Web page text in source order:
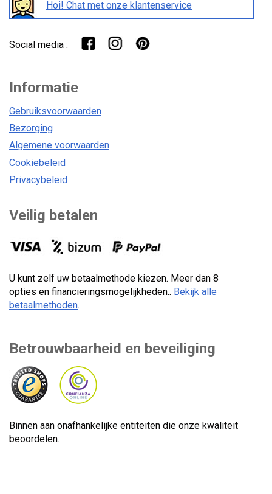
Hoi! Chat met onze klantenservice
Social media :
Informatie
Gebruiksvoorwaarden
Bezorging
Algemene voorwaarden
Cookiebeleid
Privacybeleid
Veilig betalen
U kunt zelf uw betaalmethode kiezen. Meer dan 8
opties en financieringsmogelijkheden.. Bekijk alle
betaalmethoden.
Betrouwbaarheid en beveiliging
Binnen aan onafhankelijke entiteiten die onze kwaliteit
beoordelen.